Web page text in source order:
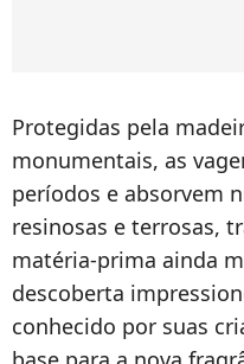
Protegidas pela
monumentais, as
períodos e absorvem
resinosas e terrosas,
matéria-prima ainda
descoberta
conhecido por suas